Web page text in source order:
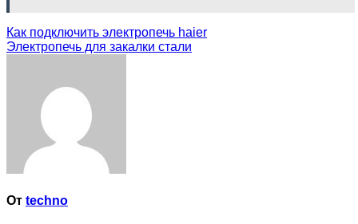
Навигация
по
Как подключить электропечь haier
Электропечь для закалки стали
От techno